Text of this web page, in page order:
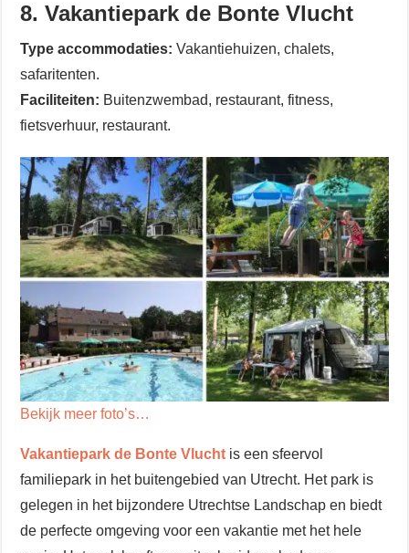
8. Vakantiepark de Bonte Vlucht
Type accommodaties: Vakantiehuizen, chalets,
safaritenten.
Faciliteiten: Buitenzwembad, restaurant, fitness,
fietsverhuur, restaurant.
Bekijk meer foto’s…
Vakantiepark de Bonte Vlucht is een sfeervol
familiepark in het buitengebied van Utrecht. Het park is
gelegen in het bijzondere Utrechtse Landschap en biedt
de perfecte omgeving voor een vakantie met het hele